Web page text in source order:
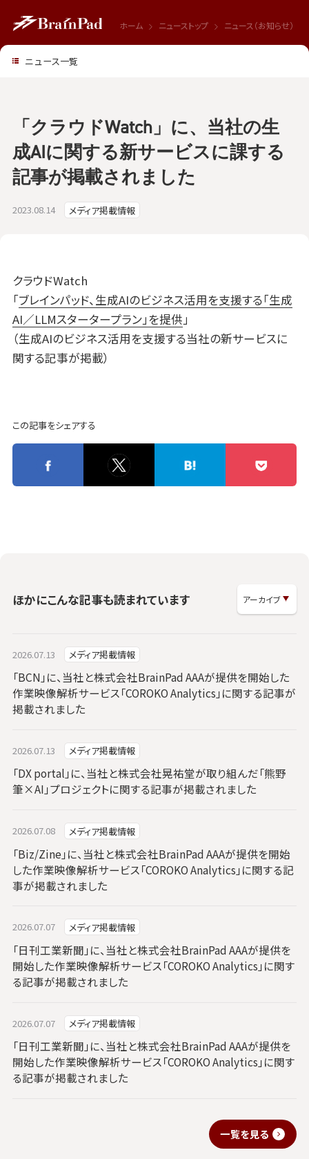
ホーム ニューストップ ニュース（お知らせ）
2023.08.14 メディア掲載情報
「クラウドWatch」に、当社の生
成AIに関する新サービスに課する
記事が掲載されました
クラウドWatch
「ブレインパッド、生成AIのビジネス活用を支援する「生成
AI／LLMスタータープラン」を提供」
（生成AIのビジネス活用を支援する当社の新サービスに
関する記事が掲載）
この記事をシェアする
ほかにこんな記事も読まれています
2026.07.13 メディア掲載情報
「BCN」に、当社と株式会社BrainPad AAAが提供を開始した
作業映像解析サービス「COROKO Analytics」に関する記事が
掲載されました
2026.07.13 メディア掲載情報
「DX portal」に、当社と株式会社晃祐堂が取り組んだ「熊野
筆×AI」プロジェクトに関する記事が掲載されました
2026.07.08 メディア掲載情報
「Biz/Zine」に、当社と株式会社BrainPad AAAが提供を開始
した作業映像解析サービス「COROKO Analytics」に関する記
事が掲載されました
2026.07.07 メディア掲載情報
「日刊工業新聞」に、当社と株式会社BrainPad AAAが提供を
開始した作業映像解析サービス「COROKO Analytics」に関す
る記事が掲載されました
2026.07.07 メディア掲載情報
「日刊工業新聞」に、当社と株式会社BrainPad AAAが提供を
開始した作業映像解析サービス「COROKO Analytics」に関す
る記事が掲載されました
一覧を見る
ニュース一覧